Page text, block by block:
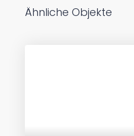
Ähnliche Objekte